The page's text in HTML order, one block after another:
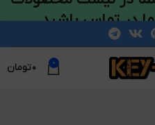
0 ۰تومان
در تماس باشید